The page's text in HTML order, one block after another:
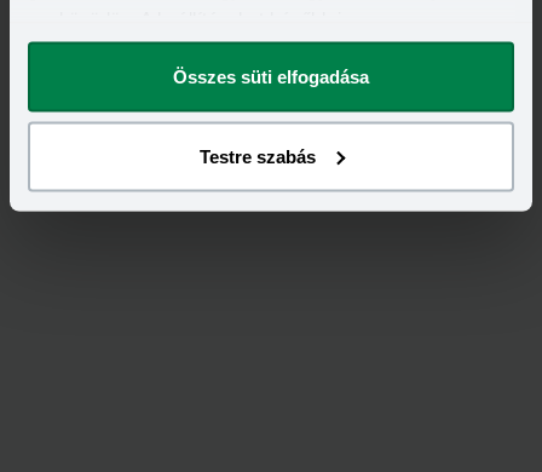
megváltoztathatod.
Összes süti elfogadása
Testre szabás